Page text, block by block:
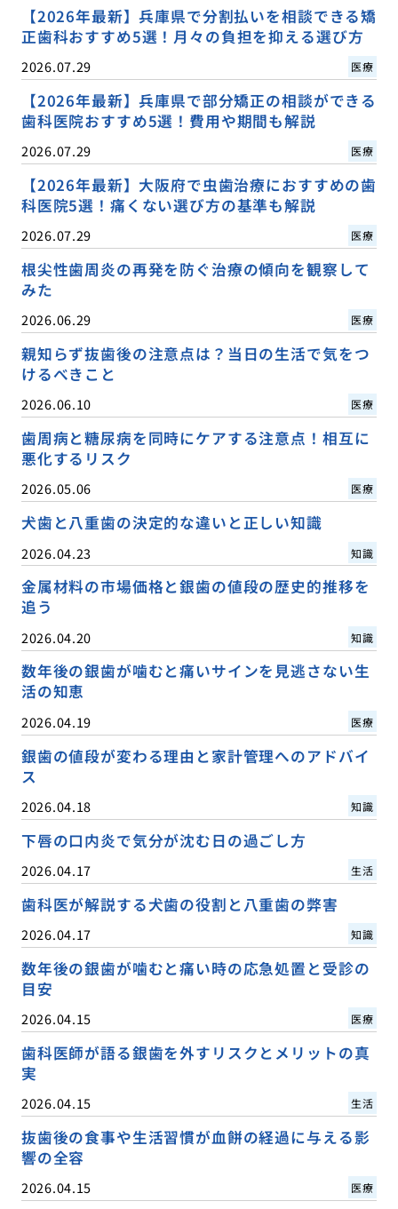
【2026年最新】兵庫県で分割払いを相談できる矯
正歯科おすすめ5選！月々の負担を抑える選び方
2026.07.29 医療
【2026年最新】兵庫県で部分矯正の相談ができる
歯科医院おすすめ5選！費用や期間も解説
2026.07.29 医療
【2026年最新】大阪府で虫歯治療におすすめの歯
科医院5選！痛くない選び方の基準も解説
2026.07.29 医療
根尖性歯周炎の再発を防ぐ治療の傾向を観察して
みた
2026.06.29 医療
親知らず抜歯後の注意点は？当日の生活で気をつ
けるべきこと
2026.06.10 医療
歯周病と糖尿病を同時にケアする注意点！相互に
悪化するリスク
2026.05.06 医療
犬歯と八重歯の決定的な違いと正しい知識
2026.04.23 知識
金属材料の市場価格と銀歯の値段の歴史的推移を
追う
2026.04.20 知識
数年後の銀歯が噛むと痛いサインを見逃さない生
活の知恵
2026.04.19 医療
銀歯の値段が変わる理由と家計管理へのアドバイ
ス
2026.04.18 知識
下唇の口内炎で気分が沈む日の過ごし方
2026.04.17 生活
歯科医が解説する犬歯の役割と八重歯の弊害
2026.04.17 知識
数年後の銀歯が噛むと痛い時の応急処置と受診の
目安
2026.04.15 医療
歯科医師が語る銀歯を外すリスクとメリットの真
実
2026.04.15 生活
抜歯後の食事や生活習慣が血餅の経過に与える影
響の全容
2026.04.15 医療